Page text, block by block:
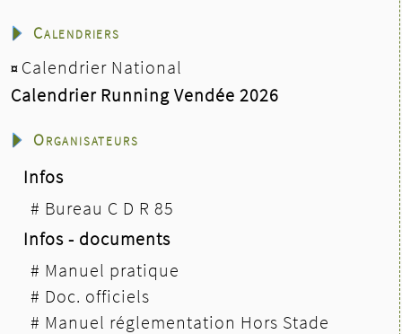
Calendriers
¤ Calendrier National
Calendrier Running Vendée 2026
Organisateurs
Infos
# Bureau C D R 85
Infos - documents
# Manuel pratique
# Doc. officiels
# Manuel réglementation Hors Stade